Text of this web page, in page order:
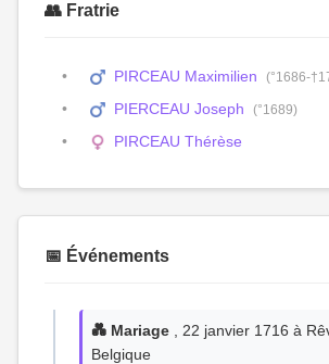
👥 Fratrie
PIRCEAU Maximilien (°1686-
PIERCEAU Joseph (°1689)
PIRCEAU Thérèse
📅 Événements
💑 Mariage , 22 janvier 1716 à
Belgique